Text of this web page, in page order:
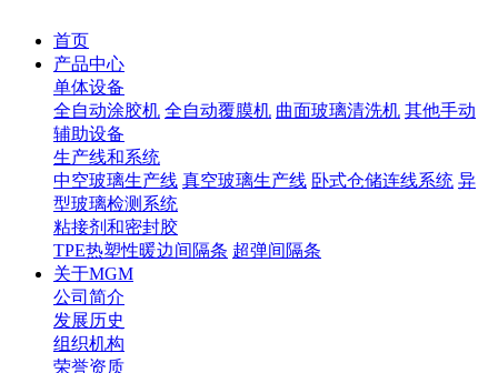
首页
产品中心
单体设备
全自动涂胶机 全自动覆膜机 曲面玻璃清洗机 其他手动
辅助设备
生产线和系统
中空玻璃生产线 真空玻璃生产线 卧式仓储连线系统 异
型玻璃检测系统
粘接剂和密封胶
TPE热塑性暖边间隔条 超弹间隔条
关于MGM
公司简介
发展历史
组织机构
荣誉资质